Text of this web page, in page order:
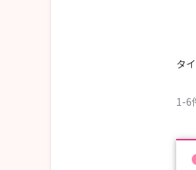
★説明会につきまし
・ 8月21日（金）
・10月29日（木）
・11月27日（金）
タ
1-6